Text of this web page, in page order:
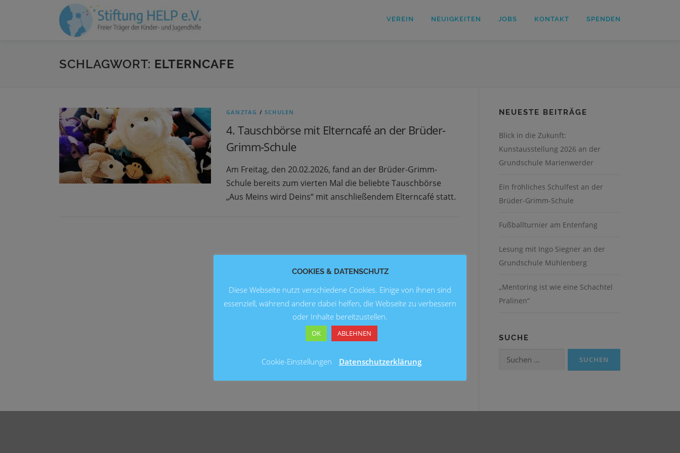
VEREIN NEUIGKEITEN JOBS KONTAKT SPENDEN
SCHLAGWORT: ELTERNCAFE
GANZTAG /SCHULEN
4. Tauschbörse mit Elterncafé an der Brüder-
Grimm-Schule
Am Freitag, den 20.02.2026, fand an der Brüder-Grimm-
Schule bereits zum vierten Mal die beliebte Tauschbörse
„Aus Meins wird Deins“ mit anschließendem Elterncafé statt.
NEUESTE BEITRÄGE
Blick in die Zukunft:
Kunstausstellung 2026 an der
Grundschule Marienwerder
Ein fröhliches Schulfest an der
Brüder-Grimm-Schule
Fußballturnier am Entenfang
Lesung mit Ingo Siegner an der
Grundschule Mühlenberg
„Mentoring ist wie eine Schachtel
Pralinen“
SUCHE
Suchen
COOKIES & DATENSCHUTZ
Diese Webseite nutzt verschiedene Cookies. Einige von ihnen sind
essenziell, während andere dabei helfen, die Webseite zu verbessern
oder Inhalte bereitzustellen.
OK ABLEHNEN
Cookie-Einstellungen Datenschutzerklärung